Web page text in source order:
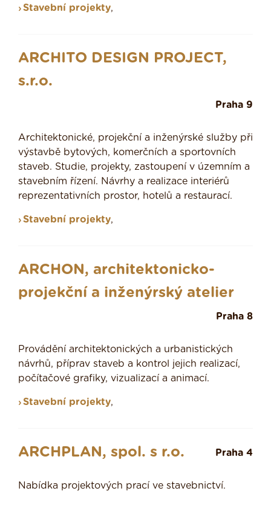
Stavební projekty,
ARCHITO DESIGN PROJECT,
s.r.o.
Praha 9
Architektonické, projekční a inženýrské služby při
výstavbě bytových, komerčních a sportovních
staveb. Studie, projekty, zastoupení v územním a
stavebním řízení. Návrhy a realizace interiérů
reprezentativních prostor, hotelů a restaurací.
Stavební projekty,
ARCHON, architektonicko-
projekční a inženýrský atelier
Praha 8
Provádění architektonických a urbanistických
návrhů, příprav staveb a kontrol jejich realizací,
počítačové grafiky, vizualizací a animací.
Stavební projekty,
ARCHPLAN, spol. s r.o. Praha 4
Nabídka projektových prací ve stavebnictví.